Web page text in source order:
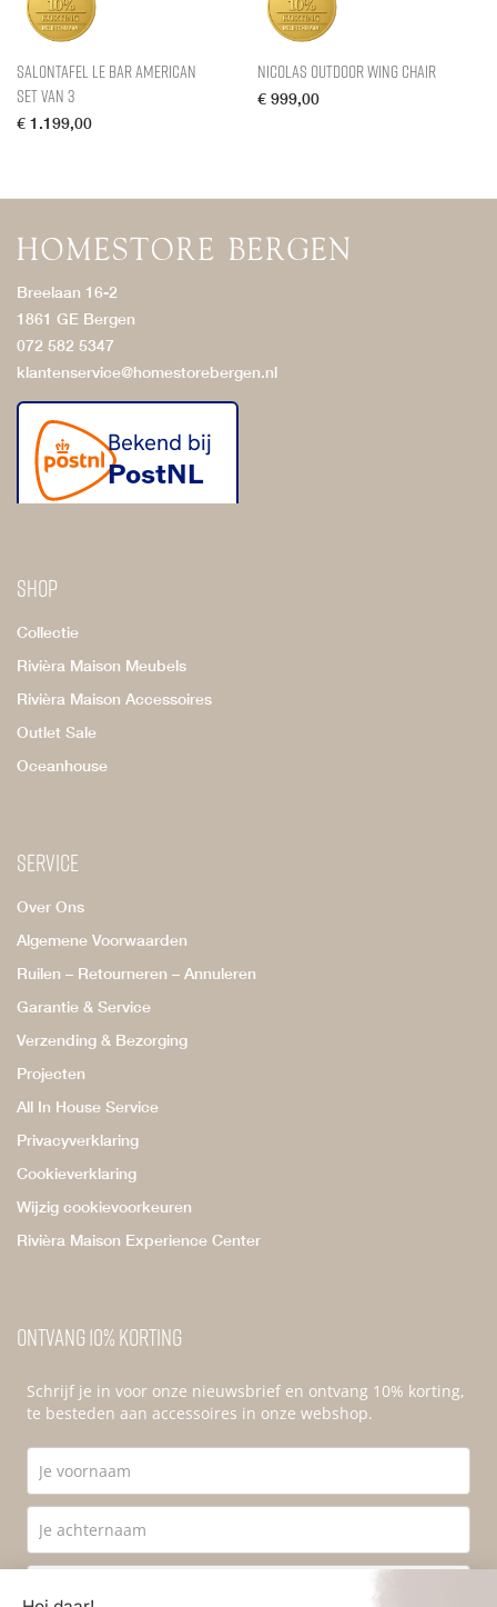
Salontafel Le Bar American
Set van 3
€ 1.199,00
Nicolas Outdoor Wing Chair
€ 999,00
Breelaan 16-2
1861 GE Bergen
072 582 5347
klantenservice@homestorebergen.nl
Shop
Collectie
Rivièra Maison Meubels
Rivièra Maison Accessoires
Outlet Sale
Oceanhouse
Service
Over Ons
Algemene Voorwaarden
Ruilen – Retourneren – Annuleren
Garantie & Service
Verzending & Bezorging
Projecten
All In House Service
Privacyverklaring
Cookieverklaring
Wijzig cookievoorkeuren
Rivièra Maison Experience Center
Ontvang 10% korting
Schrijf je in voor onze nieuwsbrief en ontvang 10% korting,
te besteden aan accessoires in onze webshop.